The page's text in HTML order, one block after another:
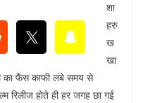
शा
हरु
ख
खा
का फैंस काफी लंबे समय से
होते ही हर जगह छा गई